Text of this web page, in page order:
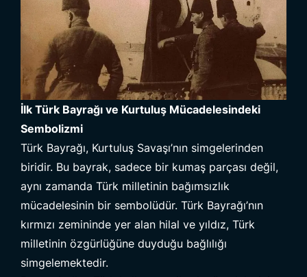
İlk Türk Bayrağı ve Kurtuluş Mücadelesindeki
Sembolizmi
Türk Bayrağı, Kurtuluş Savaşı’nın simgelerinden
biridir. Bu bayrak, sadece bir kumaş parçası değil,
aynı zamanda Türk milletinin bağımsızlık
mücadelesinin bir sembolüdür. Türk Bayrağı’nın
kırmızı zemininde yer alan hilal ve yıldız, Türk
milletinin özgürlüğüne duyduğu bağlılığı
simgelemektedir.